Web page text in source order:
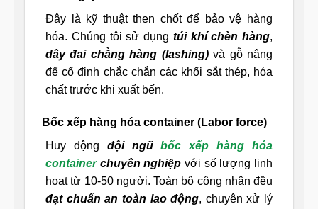
Đây là kỹ thuật then chốt để bảo vệ hàng
hóa. Chúng tôi sử dụng túi khí chèn hàng,
dây đai chằng hàng (lashing)và gỗ nâng
để cố định chắc chắn các khối sắt thép, hóa
chất trước khi xuất bến.
Bốc xếp hàng hóa container (Labor force)
Huy động đội ngũbốc xếp hàng hóa
containerchuyên nghiệp với số lượng linh
hoạt từ 10-50 người. Toàn bộ công nhân đều
đạt chuẩn an toàn lao động, chuyên xử lý